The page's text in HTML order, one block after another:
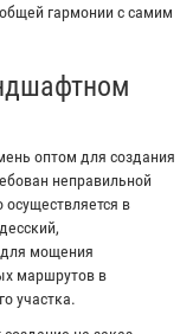
гармонии с самим
оптом для создания
неправильной
в
для мощения
маршрутов в
участка.